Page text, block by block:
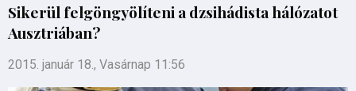
Sikerül felgöngyölíteni a dzsihádista hálózatot
Ausztriában?
2015. január 18., Vasárnap 11:56